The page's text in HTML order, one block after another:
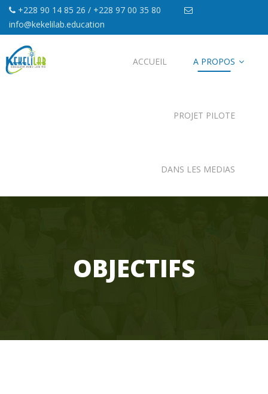
+228 90 14 85 26 / +228 97 00 35 80
info@kekelilab.education
ACCUEIL A PROPOS
PROJET PILOTE
DANS LES MEDIAS
OBJECTIFS